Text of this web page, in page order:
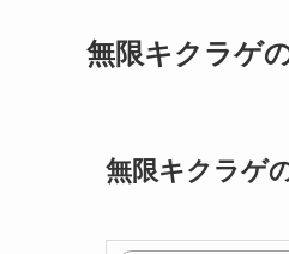
無限キクラゲ
無限キクラゲ